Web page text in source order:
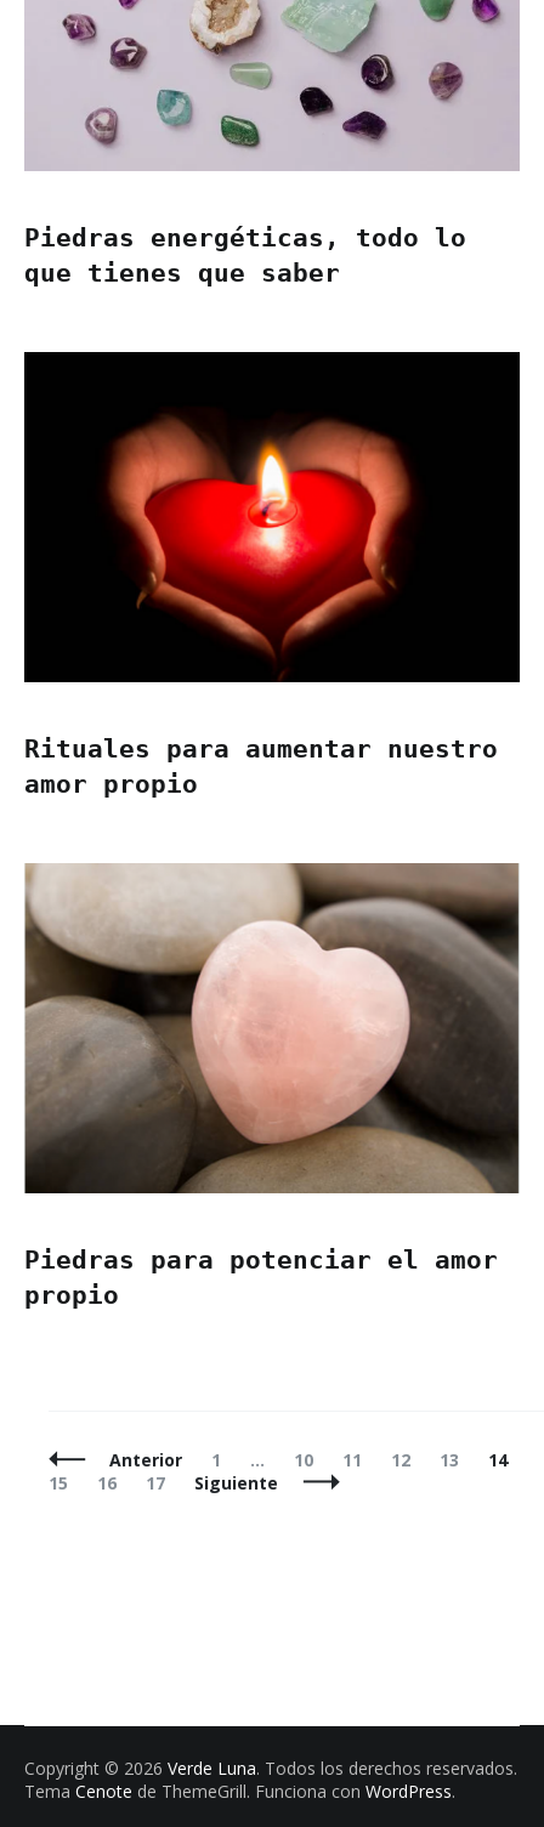
Piedras energéticas, todo lo
que tienes que saber
Rituales para aumentar nuestro
amor propio
Piedras para potenciar el amor
propio
Navegación
de
Anterior Página
1 … Página
10 Página
11 Página
12 Página
13 14
15
Página
16 Página
17 Siguiente
Copyright © 2026 Verde Luna. Todos los derechos reservados.
Tema Cenote de ThemeGrill. Funciona con WordPress.